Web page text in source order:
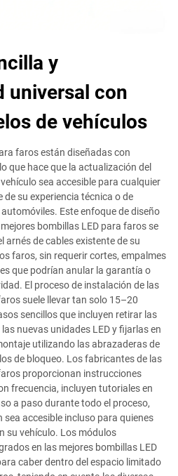
y
universal con
de vehículos
faros están diseñadas con
que hace que la actualización del
sea accesible para cualquier
su experiencia técnica o de
Este enfoque de diseño
bombillas LED para faros se
de cables existente de su
faros, sin requerir cortes, empalmes
que podrían anular la garantía o
El proceso de instalación de las
suele llevar tan solo 15–20
sencillos que incluyen retirar las
nuevas unidades LED y fijarlas en
utilizando las abrazaderas de
de bloqueo. Los fabricantes de las
proporcionan instrucciones
frecuencia, incluyen tutoriales en
a paso durante todo el proceso,
accesible incluso para quienes
su vehículo. Los módulos
en las mejores bombillas LED
caber dentro del espacio limitado